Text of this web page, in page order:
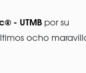
- UTMB por su
ocho